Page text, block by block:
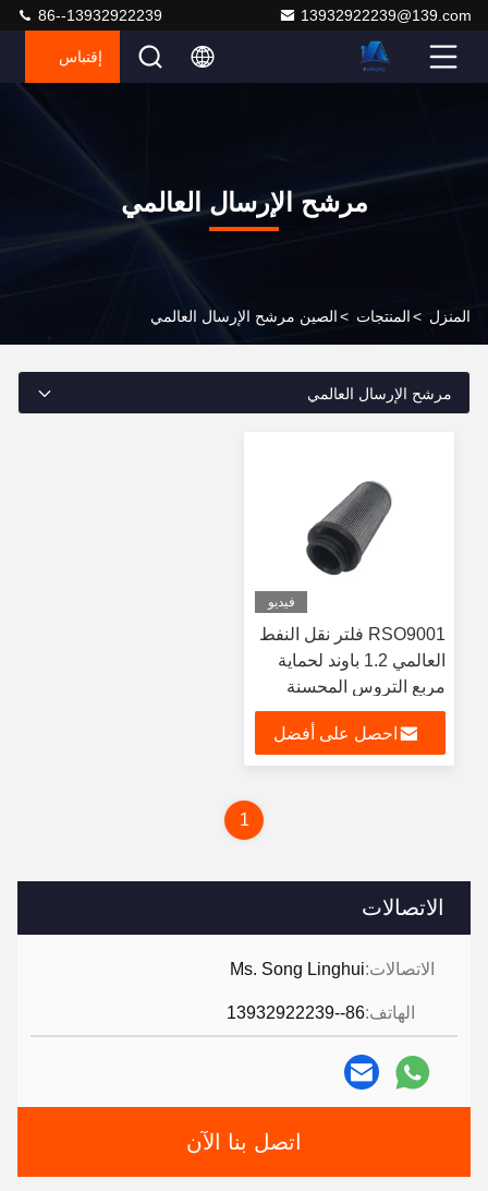
13932922239@139.com
86--13932922239
إقتباس
مرشح الإرسال العالمي
المنزل >المنتجات >الصين مرشح الإرسال العالمي
الاتصالات
الاتصالات:Ms. Song Linghui
الهاتف:86--13932922239
اتصل بنا الآن
مرشح الإرسال العالمي
فيديو
RSO9001 فلتر نقل النفط
العالمي 1.2 باوند لحماية
مربع التروس المحسنة
احصل على أفضل
1